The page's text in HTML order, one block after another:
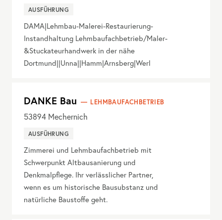
AUSFÜHRUNG
DAMA|Lehmbau-Malerei-Restaurierung-
Instandhaltung Lehmbaufachbetrieb/Maler-
&Stuckateurhandwerk in der nähe
Dortmund||Unna||Hamm|Arnsberg|Werl
DANKE Bau LEHMBAUFACHBETRIEB
53894 Mechernich
AUSFÜHRUNG
Zimmerei und Lehmbaufachbetrieb mit
Schwerpunkt Altbausanierung und
Denkmalpflege. Ihr verlässlicher Partner,
wenn es um historische Bausubstanz und
natürliche Baustoffe geht.